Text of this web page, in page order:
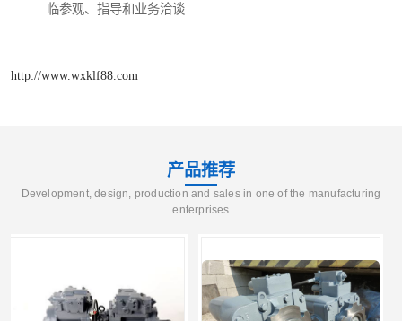
临参观、指导和业务洽谈.
http://www.wxklf88.com
产品推荐
Development, design, production and sales in one of the manufacturing
enterprises